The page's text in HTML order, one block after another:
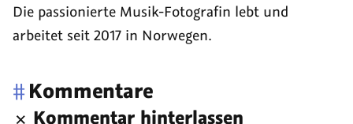
Die passionierte Musik-Fotografin lebt und
arbeitet seit 2017 in Norwegen.
# Kommentare
Kommentar hinterlassen